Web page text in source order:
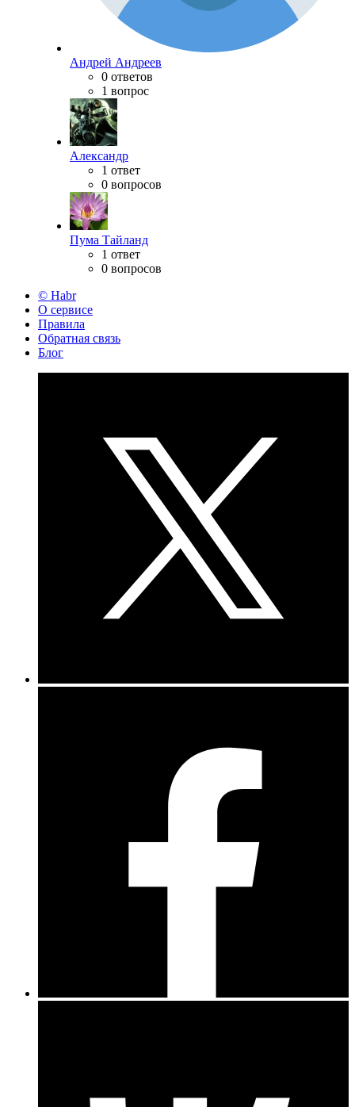
Андрей Андреев
0 ответов
1 вопрос
Александр
1 ответ
0 вопросов
Пума Тайланд
1 ответ
0 вопросов
© Habr
О сервисе
Правила
Обратная связь
Блог